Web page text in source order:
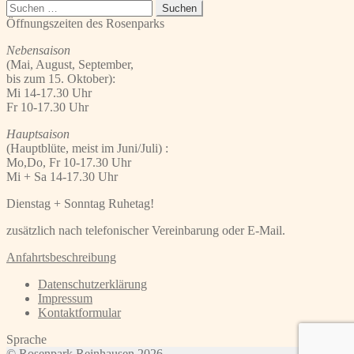
Beitrag:
Suchen
nach:
Öffnungszeiten des Rosenparks
Nebensaison
(Mai, August, September,
bis zum 15. Oktober):
Mi 14-17.30 Uhr
Fr 10-17.30 Uhr
Hauptsaison
(Hauptblüte, meist im Juni/Juli) :
Mo,Do, Fr 10-17.30 Uhr
Mi + Sa 14-17.30 Uhr
Dienstag + Sonntag Ruhetag!
zusätzlich nach telefonischer Vereinbarung oder E-Mail.
Anfahrtsbeschreibung
Datenschutzerklärung
Impressum
Kontaktformular
Sprache